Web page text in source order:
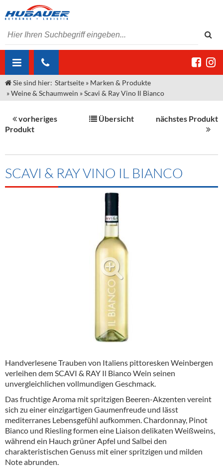
ÜBER UNS
Unser Liefergebiet
Kontakt
Angebote Gastronomie & Großhandel
Großhandel
"DroughtMaster"
Neuigkeiten
MARKEN & PRODUKTE
Sirup
Spirituosen
Kommisionskauf & Lieferbedingungen
Fremddienstleistungen
Sie sind hier: Startseite » Marken & Produkte
»Weine & Schaumwein »Scavi & Ray Vino Il Bianco
vorheriges
Produkt
Übersicht nächstes Produkt
SCAVI & RAY VINO IL BIANCO
Handverlesene Trauben von Italiens pittoresken Weinbergen
verleihen dem SCAVI & RAY Il Bianco Wein seinen
unvergleichlichen vollmundigen Geschmack.
Das fruchtige Aroma mit spritzigen Beeren-Akzenten vereint
sich zu einer einzigartigen Gaumenfreude und lässt
mediterranes Lebensgefühl aufkommen. Chardonnay, Pinot
Bianco und Riesling formen eine Liaison delikaten Weißweins,
während ein Hauch grüner Apfel und Salbei den
charakteristischen Genuss mit einer spritzigen und milden
Note abrunden.